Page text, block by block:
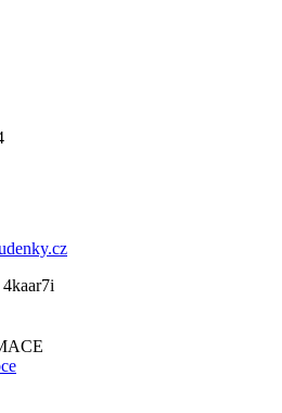
4kaar7i